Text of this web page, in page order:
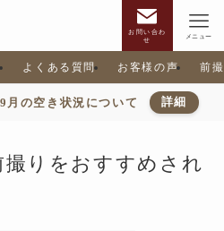
お問い合わ
せ
メニュー
よくある質問 お客様の声 前
月の空き状況について 詳細
撮りをおすすめされ